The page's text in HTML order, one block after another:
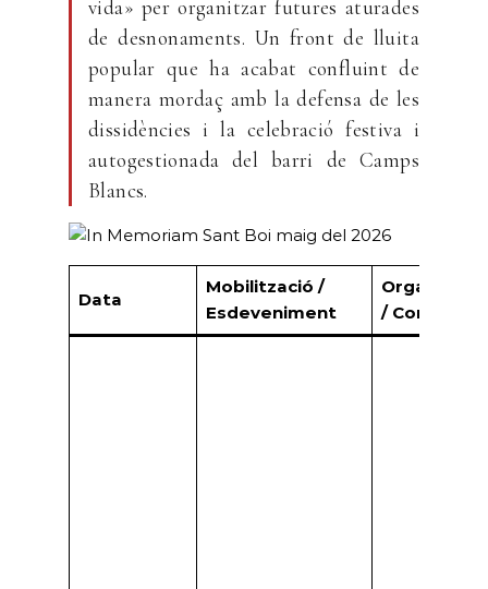
vida» per organitzar futures aturades
de desnonaments. Un front de lluita
popular que ha acabat confluint de
manera mordaç amb la defensa de les
dissidències i la celebració festiva i
autogestionada del barri de Camps
Blancs.
Data
Mobilització /
Esdeveniment
/ Convocant